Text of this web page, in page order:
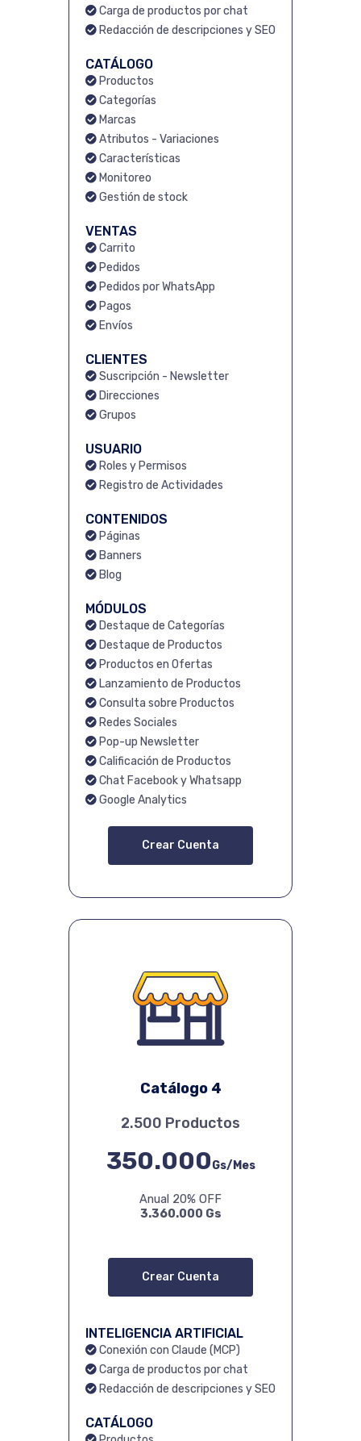
Carga de productos por chat
Redacción de descripciones y SEO
CATÁLOGO
Productos
Categorías
Marcas
Atributos - Variaciones
Características
Monitoreo
Gestión de stock
VENTAS
Carrito
Pedidos
Pedidos por WhatsApp
Pagos
Envíos
CLIENTES
Suscripción - Newsletter
Direcciones
Grupos
USUARIO
Roles y Permisos
Registro de Actividades
CONTENIDOS
Páginas
Banners
Blog
MÓDULOS
Destaque de Categorías
Destaque de Productos
Productos en Ofertas
Lanzamiento de Productos
Consulta sobre Productos
Redes Sociales
Pop-up Newsletter
Calificación de Productos
Chat Facebook y Whatsapp
Google Analytics
Crear Cuenta
Catálogo 4
2.500 Productos
350.000Gs/Mes
Anual 20% OFF
3.360.000 Gs
Crear Cuenta
INTELIGENCIA ARTIFICIAL
Conexión con Claude (MCP)
Carga de productos por chat
Redacción de descripciones y SEO
CATÁLOGO